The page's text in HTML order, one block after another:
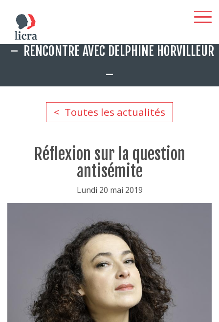
Aller
RENCONTRE AVEC DELPHINE HORVILLEUR
Toutes les actualités
Réflexion sur la question
antisémite
Lundi 20 mai 2019